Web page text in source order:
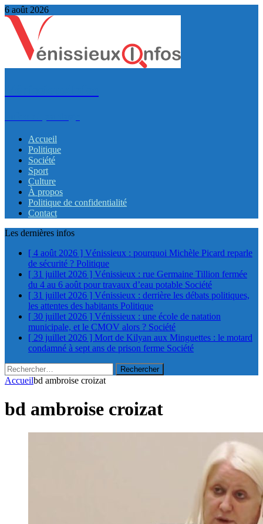
6 août 2026
Accueil
Politique
Société
Sport
Culture
À propos
Politique de confidentialité
Contact
Les dernières infos
[ 4 août 2026 ] Vénissieux : pourquoi Michèle Picard reparle
de sécurité ? Politique
[ 31 juillet 2026 ] Vénissieux : rue Germaine Tillion fermée
du 4 au 6 août pour travaux d’eau potable Société
[ 31 juillet 2026 ] Vénissieux : derrière les débats politiques,
les attentes des habitants Politique
[ 30 juillet 2026 ] Vénissieux : une école de natation
municipale, et le CMOV alors ? Société
[ 29 juillet 2026 ] Mort de Kilyan aux Minguettes : le motard
condamné à sept ans de prison ferme Société
Rechercher :
Accueilbd ambroise croizat
bd ambroise croizat